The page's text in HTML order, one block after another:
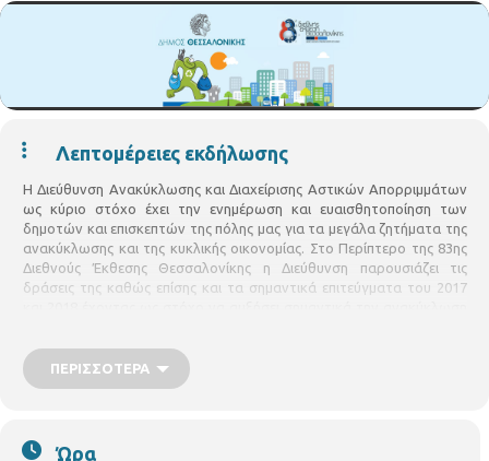
Λεπτομέρειες εκδήλωσης
Η Διεύθυνση Ανακύκλωσης και Διαχείρισης Αστικών Απορριμμάτων
ως κύριο στόχο έχει την ενημέρωση και ευαισθητοποίηση των
δημοτών και επισκεπτών της πόλης μας για τα μεγάλα ζητήματα της
ανακύκλωσης και της κυκλικής οικονομίας. Στο Περίπτερο της 83ης
Διεθνούς Έκθεσης Θεσσαλονίκης η Διεύθυνση παρουσιάζει τις
δράσεις της καθώς επίσης και τα σημαντικά επιτεύγματα του 2017
Δευτέρα 10/9 έως και την Κυριακή 16 Σεπτεμβρίου θα λειτουργούν
εκπαιδευτικά εργαστήρια ανακύκλωσης και επαναχρησιμοποίησης
ειδών.
Πάρκ Ανακύκλωσης της
ΠΕΡΙΣΣΌΤΕΡΑ
Ώρα